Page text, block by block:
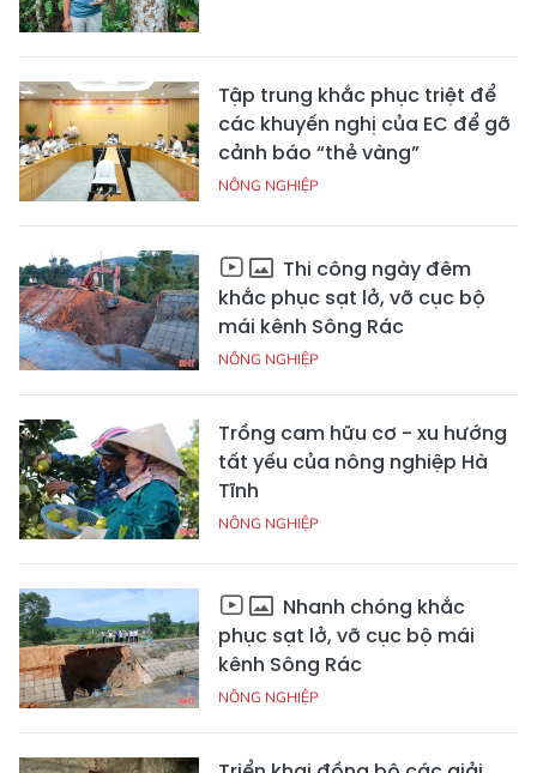
Tập trung khắc phục triệt để
các khuyến nghị của EC để gỡ
cảnh báo “thẻ vàng”
NÔNG NGHIỆP
Thi công ngày đêm
khắc phục sạt lở, vỡ cục bộ
mái kênh Sông Rác
NÔNG NGHIỆP
Trồng cam hữu cơ - xu hướng
tất yếu của nông nghiệp Hà
Tĩnh
NÔNG NGHIỆP
Nhanh chóng khắc
phục sạt lở, vỡ cục bộ mái
kênh Sông Rác
NÔNG NGHIỆP